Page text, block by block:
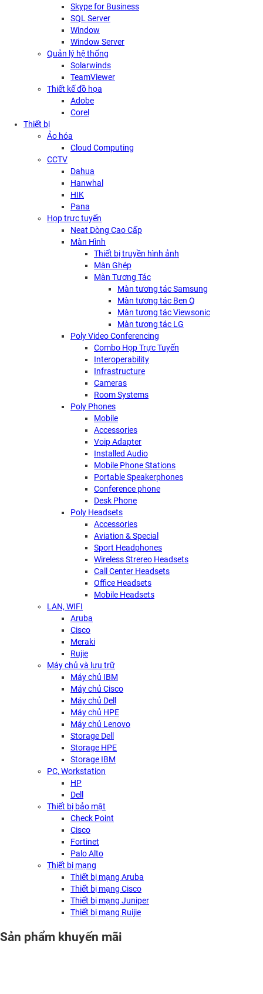
Skype for Business
SQL Server
Window
Window Server
Quản lý hệ thống
Solarwinds
TeamViewer
Thiết kế đồ họa
Adobe
Corel
Thiết bị
Ảo hóa
Cloud Computing
CCTV
Dahua
Hanwhal
HIK
Pana
Họp trực tuyến
Neat Dòng Cao Cấp
Màn Hình
Thiết bị truyền hình ảnh
Màn Ghép
Màn Tương Tác
Màn tương tác Samsung
Màn tương tác Ben Q
Màn tương tác Viewsonic
Màn tương tác LG
Poly Video Conferencing
Combo Họp Trực Tuyến
Interoperability
Infrastructure
Cameras
Room Systems
Poly Phones
Mobile
Accessories
Voip Adapter
Installed Audio
Mobile Phone Stations
Portable Speakerphones
Conference phone
Desk Phone
Poly Headsets
Accessories
Aviation & Special
Sport Headphones
Wireless Strereo Headsets
Call Center Headsets
Office Headsets
Mobile Headsets
LAN, WIFI
Aruba
Cisco
Meraki
Rujie
Máy chủ và lưu trữ
Máy chủ IBM
Máy chủ Cisco
Máy chủ Dell
Máy chủ HPE
Máy chủ Lenovo
Storage Dell
Storage HPE
Storage IBM
PC, Workstation
HP
Dell
Thiết bị bảo mật
Check Point
Cisco
Fortinet
Palo Alto
Thiết bị mạng
Thiết bị mạng Aruba
Thiết bị mạng Cisco
Thiết bị mạng Juniper
Thiết bị mạng Ruijie
Sản phẩm khuyến mãi